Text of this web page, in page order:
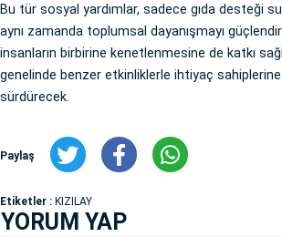
Bu tür sosyal yardımlar, sadece gıda desteği
aynı zamanda toplumsal dayanışmayı
insanların birbirine kenetlenmesine de katkı
genelinde benzer etkinliklerle ihtiyaç
sürdürecek.
Paylaş
Etiketler : KIZILAY
YORUM YAP